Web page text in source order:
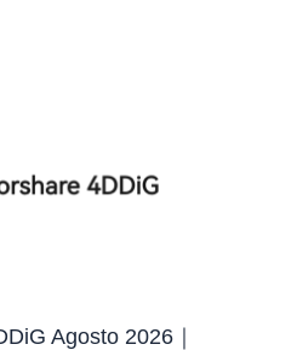
Agosto 2026｜